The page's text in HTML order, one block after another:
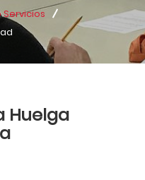
Servicios
Huelga